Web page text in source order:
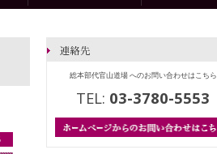
総本部代官山道場 へのお問い合わせはこちら
TEL: 03-3780-5553